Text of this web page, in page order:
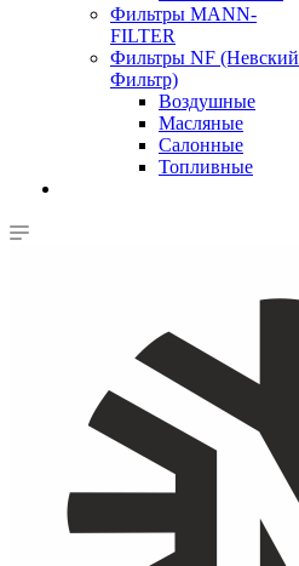
Фильтры MANN-
FILTER
Фильтры NF (Невский
Фильтр)
Воздушные
Масляные
Салонные
Топливные